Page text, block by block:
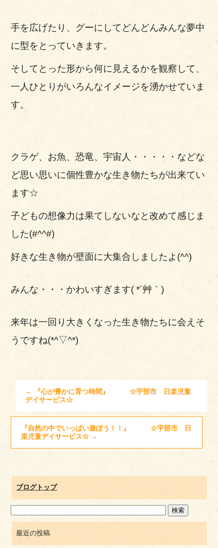
手を広げたり、グーにしてどんどんみんな夢中
に型をとっていきます。
そしてとった形から何に見えるかを観察して、
一人ひとりがいろんなイメージを湧かせていま
す。
クラゲ、お魚、恐竜、宇宙人・・・・・などな
ど思い思いに個性豊かな生き物たちが出来てい
ます☆
子どもの想像力は果てしないなと改めて感じま
した(#^^#)
好きな生き物が壁面に大集合しましたよ(^^)
みんな・・・かわいすぎます( *´艸｀)
来年は一回り大きくなった生き物たちに会えそ
うですね(*^▽^*)
←
『心が豊かに育つ時間』 ☆宇部市 日楽児童
デイサービス☆
『自然の中でいっぱい遊ぼう！！』 ☆宇部市 日
楽児童デイサービス☆ →
ブログトップ
最近の投稿